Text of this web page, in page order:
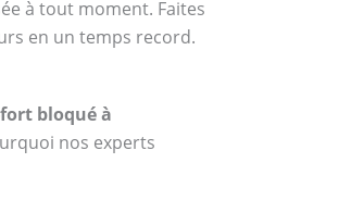
à tout moment. Faites
en un temps record.
bloqué à
nos experts